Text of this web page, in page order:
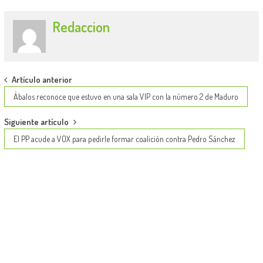
Redaccion
Post
navigation
Artículo anterior
Ábalos reconoce que estuvo en una sala VIP con la número 2 de Maduro
Siguiente artículo
El PP acude a VOX para pedirle formar coalición contra Pedro Sánchez